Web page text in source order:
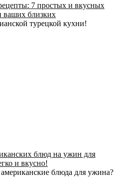
7 простых и вкусных
ваших близких
турецкой кухни!
блюд на ужин для
и вкусно!
блюда для ужина?